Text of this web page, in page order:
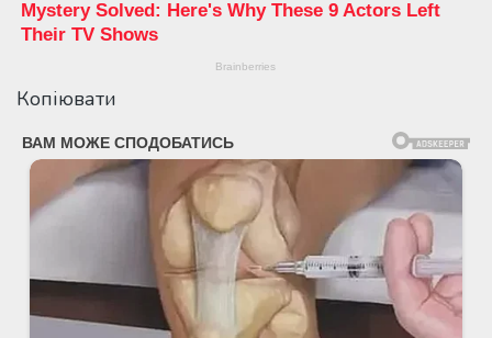
Копіювати